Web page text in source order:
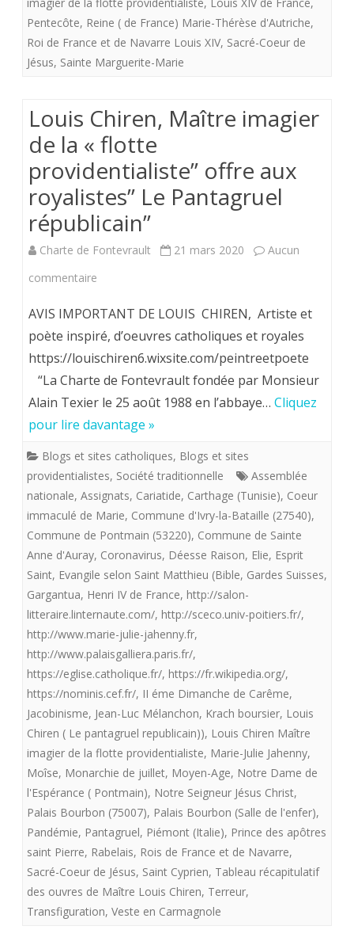
aux
royalistes
”
Coeur
sacré
de
Jésus»
imagier de la flotte providentialiste, Louis XIV de France,
Pentecôte, Reine ( de France) Marie-Thérèse d'Autriche,
Roi de France et de Navarre Louis XIV, Sacré-Coeur de
Jésus, Sainte Marguerite-Marie
Louis Chiren, Maître imagier
de la « flotte
providentialiste” offre aux
royalistes” Le Pantagruel
républicain”
Charte de Fontevrault 21 mars 2020
Aucun
commentaire
Chiren,
Maître
imagier
«
flotte
offre
aux
royalistes”
Le
Pantagruel
républicain”
AVIS IMPORTANT DE LOUIS CHIREN, Artiste et
poète inspiré, d’oeuvres catholiques et royales
https://louischiren6.wixsite.com/peintreetpoete
“La Charte de Fontevrault fondée par Monsieur
Alain Texier le 25 août 1988 en l’abbaye… Cliquez
pour lire davantage »
Blogs et sites catholiques, Blogs et sites
providentialistes, Société traditionnelle
Assemblée
nationale, Assignats, Cariatide, Carthage (Tunisie), Coeur
immaculé de Marie, Commune d'Ivry-la-Bataille (27540),
Commune de Pontmain (53220), Commune de Sainte
Anne d'Auray, Coronavirus, Déesse Raison, Elie, Esprit
Saint, Evangile selon Saint Matthieu (Bible, Gardes Suisses,
Gargantua, Henri IV de France, http://salon-
litteraire.linternaute.com/, http://sceco.univ-poitiers.fr/,
http://www.marie-julie-jahenny.fr,
http://www.palaisgalliera.paris.fr/,
https://eglise.catholique.fr/, https://fr.wikipedia.org/,
https://nominis.cef.fr/, II éme Dimanche de Carême,
Jacobinisme, Jean-Luc Mélanchon, Krach boursier, Louis
Chiren ( Le pantagruel republicain)), Louis Chiren Maître
imagier de la flotte providentialiste, Marie-Julie Jahenny,
Moîse, Monarchie de juillet, Moyen-Age, Notre Dame de
l'Espérance ( Pontmain), Notre Seigneur Jésus Christ,
Palais Bourbon (75007), Palais Bourbon (Salle de l'enfer),
Pandémie, Pantagruel, Piémont (Italie), Prince des apôtres
saint Pierre, Rabelais, Rois de France et de Navarre,
Sacré-Coeur de Jésus, Saint Cyprien, Tableau récapitulatif
des ouvres de Maître Louis Chiren, Terreur,
Transfiguration, Veste en Carmagnole